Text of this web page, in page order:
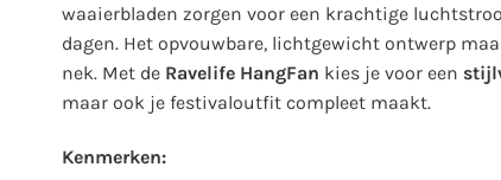
waaierbladen zorgen voor een krachtige
dagen. Het opvouwbare, lichtgewicht ontwerp
nek. Met de Ravelife HangFan kies je voor een
maar ook je festivaloutfit compleet maakt.
Kenmerken: